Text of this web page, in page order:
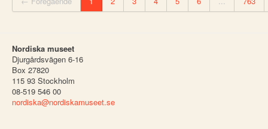
Nordiska museet
Djurgårdsvägen 6-16
Box 27820
115 93 Stockholm
08-519 546 00
nordiska@nordiskamuseet.se